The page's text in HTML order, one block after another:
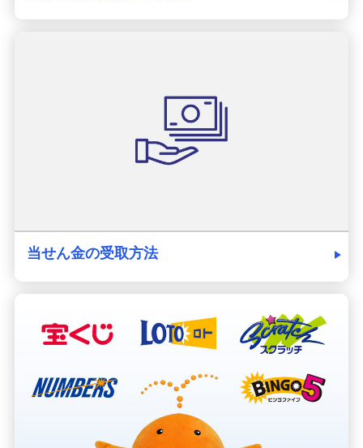
当せん金の受取方法